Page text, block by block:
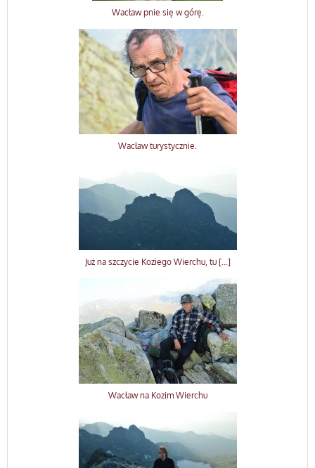
Wacław pnie się w górę.
Wacław turystycznie.
Już na szczycie Koziego Wierchu, tu [...]
Wacław na Kozim Wierchu